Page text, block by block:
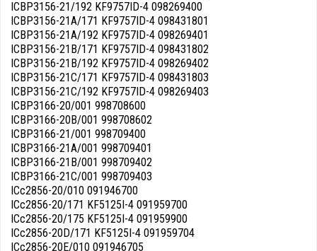
ICBP3156-21/192 KF9757ID-4 098269400
ICBP3156-21A/171 KF9757ID-4 098431801
ICBP3156-21A/192 KF9757ID-4 098269401
ICBP3156-21B/171 KF9757ID-4 098431802
ICBP3156-21B/192 KF9757ID-4 098269402
ICBP3156-21C/171 KF9757ID-4 098431803
ICBP3156-21C/192 KF9757ID-4 098269403
ICBP3166-20/001 998708600
ICBP3166-20B/001 998708602
ICBP3166-21/001 998709400
ICBP3166-21A/001 998709401
ICBP3166-21B/001 998709402
ICBP3166-21C/001 998709403
ICc2856-20/010 091946700
ICc2856-20/171 KF5125I-4 091959700
ICc2856-20/175 KF5125I-4 091959900
ICc2856-20D/171 KF5125I-4 091959704
ICc2856-20E/010 091946705